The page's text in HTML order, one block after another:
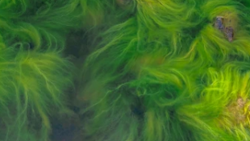
het via rivieren en door de
noemen we de kringloop van
blijven zitten.